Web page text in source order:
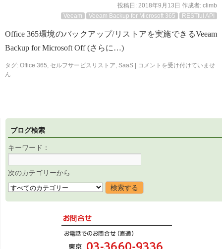
投稿日: 2018年9月13日 作成者: climb
Veeam
Veeam Backup for Microsoft 365 RESTful API
Office 365環境のバックアップ/リストアを実施できるVeeam
Backup for Microsoft Off (さらに…)
タグ: Office 365, セルフサービスリストア, SaaS
コメントを受け付けていませ
ん
ブログ検索
キーワード：
次のカテゴリーから